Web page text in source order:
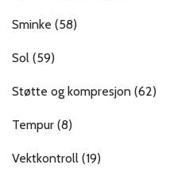
Sminke (58)
Sol (59)
Støtte og kompresjon (62)
Tempur (8)
Vektkontroll (19)